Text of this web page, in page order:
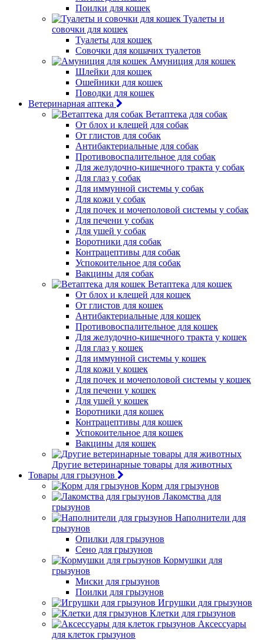
Поилки для кошек
Туалеты и
совочки для кошек
Туалеты для кошек
Совочки для кошачих туалетов
Амуниция для кошек
Шлейки для кошек
Ошейники для кошек
Поводки для кошек
Ветеринарная аптека
Ветаптека для собак
От блох и клещей для собак
От глистов для собак
Антибактериальные для собак
Противовоспалительное для собак
Для желудочно-кишечного тракта у собак
Для глаз у собак
Для иммунной системы у собак
Для кожи у собак
Для почек и мочеполовой системы у собак
Для печени у собак
Для ушей у собак
Воротники для собак
Контрацептивы для собак
Успокоительное для собак
Вакцины для собак
Ветаптека для кошек
От блох и клещей для кошек
От глистов для кошек
Антибактериальные для кошек
Противовоспалительное для кошек
Для желудочно-кишечного тракта у кошек
Для глаз у кошек
Для иммунной системы у кошек
Для кожи у кошек
Для почек и мочеполовой системы у кошек
Для печени у кошек
Для ушей у кошек
Воротники для кошек
Контрацептивы для кошек
Успокоительное для кошек
Вакцины для кошек
Другие ветеринарные товары для животных
Товары для грызунов
Корм для грызунов
Лакомства для
грызунов
Наполнители для
грызунов
Опилки для грызунов
Сено для грызунов
Кормушки для
грызунов
Миски для грызунов
Поилки для грызунов
Игрушки для грызунов
Клетки для грызунов
Аксессуары
для клеток грызунов